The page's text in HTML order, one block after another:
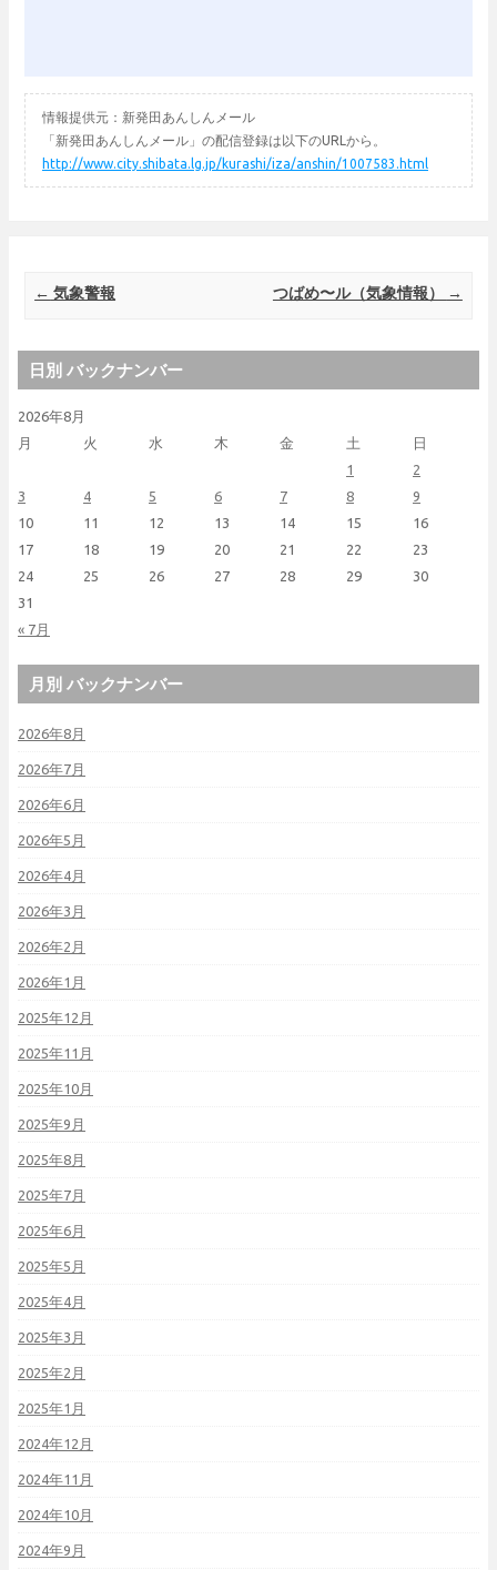
情報提供元：新発田あんしんメール
「新発田あんしんメール」の配信登録は以下のURLから。
http://www.city.shibata.lg.jp/kurashi/iza/anshin/1007583.html
Post navigation
← 気象警報 つばめ〜ル（気象情報） →
日別 バックナンバー
2026年8月
月
火 水 木 金 土 日
« 7月
1
2
3
4 5 6 7 8
9
10
11 12 13 14 15
16
17
18 19 20 21 22
23
24
25 26 27 28 29
30
31
月別 バックナンバー
2026年8月
2026年7月
2026年6月
2026年5月
2026年4月
2026年3月
2026年2月
2026年1月
2025年12月
2025年11月
2025年10月
2025年9月
2025年8月
2025年7月
2025年6月
2025年5月
2025年4月
2025年3月
2025年2月
2025年1月
2024年12月
2024年11月
2024年10月
2024年9月